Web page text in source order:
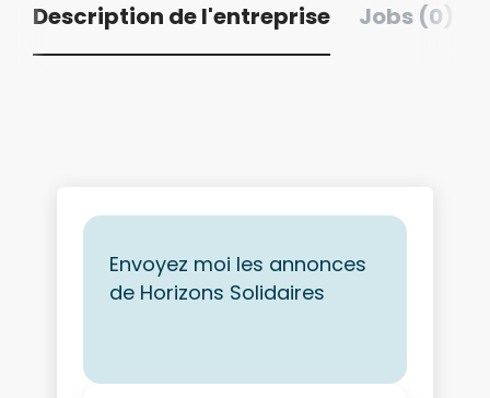
Description de l'entreprise Jobs (0)
Envoyez moi les annonces
de Horizons Solidaires